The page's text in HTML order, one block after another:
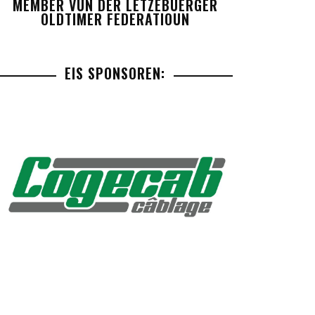
MEMBER VUN DER LETZEBUERGER
OLDTIMER FEDERATIOUN
EIS SPONSOREN: